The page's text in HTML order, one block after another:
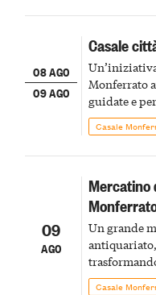
08 AGO
09 AGO
Casale
Monferrato
guidate e
Casale
09
AGO
Mercatino
Un grande
Monferrato
Casale